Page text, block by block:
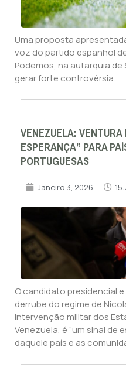
Uma proposta
voz do partido espanhol
Podemos, na autarquia de
gerar forte controvérsia.
VENEZUELA:
ESPERANÇA” PARA
PORTUGUESAS
Janeiro 3, 2026
O candidato presidencial e
derrube do regime de
intervenção militar dos
Venezuela, é “um sinal de
daquele país e as